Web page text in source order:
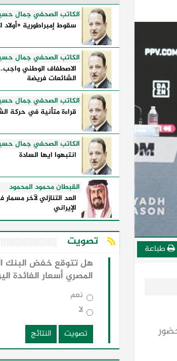
طباعة
السياسية أكثر من
تكشف طريقة تفكير
للأزمات، والحدود التي
الكاتب الصحفي جمال
سقوط إمبراطورية «أولاد
الكاتب الصحفي جمال
الاصطفاف الوطني
الشائعات فريضة
الكاتب الصحفي جمال
قراءة متأنية في حركة
الكاتب الصحفي جمال
انتبهوا ايها السادة
القبطان محمود المحمود
العد التنازلي لآخر
الإيراني
تصويت
هل تتوقع خفض البنك
المصري أسعار الفائدة
نعم
لا
تصويت
النتائج